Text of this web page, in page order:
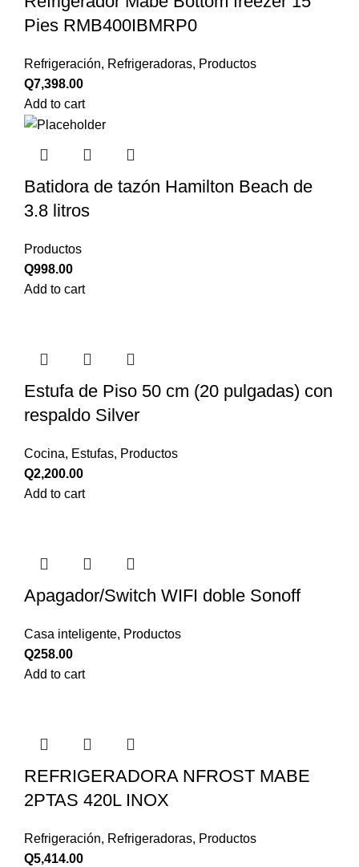
Pies RMB400IBMRP0
Refrigeración, Refrigeradoras, Productos
Q7,398.00
Add to cart
Batidora de tazón Hamilton Beach de
3.8 litros
Productos
Q998.00
Add to cart
Estufa de Piso 50 cm (20 pulgadas) con
respaldo Silver
Cocina, Estufas, Productos
Q2,200.00
Add to cart
Apagador/Switch WIFI doble Sonoff
Casa inteligente, Productos
Q258.00
Add to cart
REFRIGERADORA NFROST MABE
2PTAS 420L INOX
Refrigeración, Refrigeradoras, Productos
Q5,414.00